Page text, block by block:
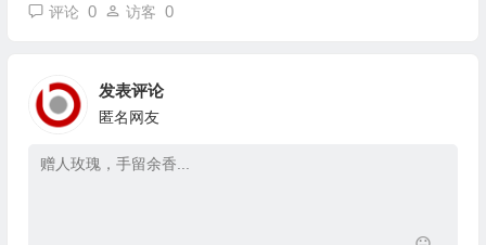
评论 0 访客 0
发表评论
匿名网友